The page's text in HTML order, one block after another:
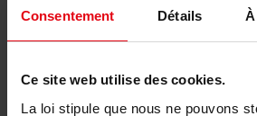
Consentement Détails
Ce site web utilise des cookies.
La loi stipule que nous ne pouvons
Retour gratuit dans votre
Emballage cadeau offert